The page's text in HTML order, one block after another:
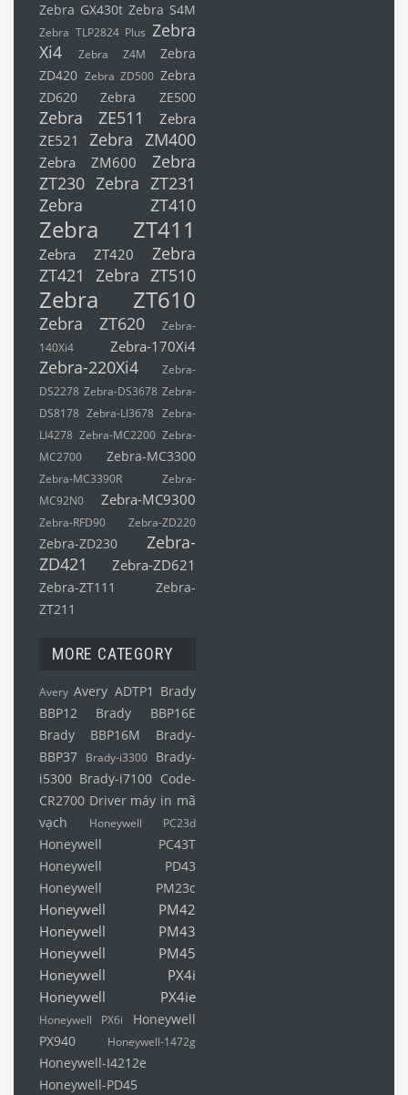
Zebra GX430t Zebra S4M
Zebra TLP2824 Plus Zebra
Xi4
Zebra Z4M
Zebra
ZD420 Zebra ZD500 Zebra
ZD620
Zebra ZE500
Zebra ZE511
Zebra
ZE521
Zebra ZM400
Zebra ZM600
Zebra
ZT230 Zebra ZT231
Zebra ZT410
Zebra ZT411
Zebra ZT420
Zebra
ZT421
Zebra ZT510
Zebra ZT610
Zebra ZT620
Zebra-
140Xi4
Zebra-170Xi4
Zebra-220Xi4
Zebra-
DS2278 Zebra-DS3678 Zebra-
DS8178 Zebra-LI3678 Zebra-
LI4278 Zebra-MC2200 Zebra-
MC2700
Zebra-MC3300
Zebra-MC3390R
Zebra-
MC92N0
Zebra-MC9300
Zebra-RFD90 Zebra-ZD220
Zebra-ZD230
Zebra-
ZD421
Zebra-ZD621
Zebra-ZT111
Zebra-
ZT211
MORE CATEGORY
Avery Avery ADTP1
Brady
BBP12
Brady BBP16E
Brady BBP16M
Brady-
BBP37 Brady-i3300 Brady-
i5300 Brady-i7100 Code-
CR2700 Driver máy in mã
vạch
Honeywell PC23d
Honeywell PC43T
Honeywell PD43
Honeywell PM23c
Honeywell PM42
Honeywell PM43
Honeywell PM45
Honeywell PX4i
Honeywell PX4ie
Honeywell PX6i
Honeywell
PX940
Honeywell-1472g
Honeywell-I4212e
Honeywell-PD45